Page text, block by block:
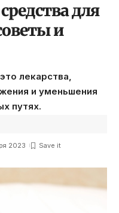
для
и
лекарства,
и уменьшения
путях.
2023